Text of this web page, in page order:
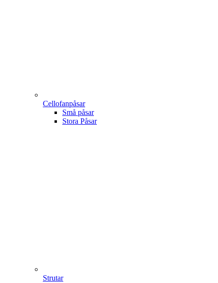
Cellofanpåsar
Små påsar
Stora Påsar
Strutar